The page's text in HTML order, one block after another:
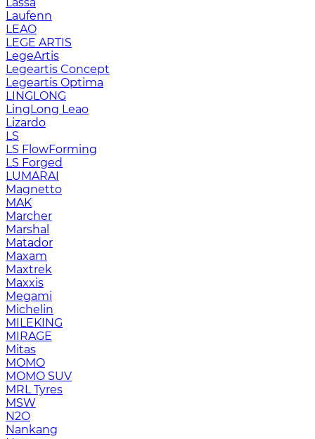
Laufenn
LEAO
LEGE ARTIS
LegeArtis
Legeartis Concept
Legeartis Optima
LINGLONG
LingLong Leao
Lizardo
LS
LS FlowForming
LS Forged
LUMARAI
Magnetto
MAK
Marcher
Marshal
Matador
Maxam
Maxtrek
Maxxis
Megami
Michelin
MILEKING
MIRAGE
Mitas
MOMO
MOMO SUV
MRL Tyres
MSW
N2O
Nankang